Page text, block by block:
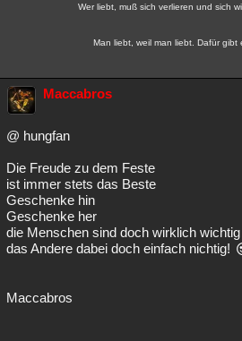
Wer liebt, muß sich verlieren und sich
Man liebt, weil man liebt. Dafür gibt
Maccabros
@ hungfan
Die Freude zu dem Feste
ist immer stets das Beste
Geschenke hin
Geschenke her
die Menschen sind doch wirklich wichtig
das Andere dabei doch einfach nichtig!
Maccabros